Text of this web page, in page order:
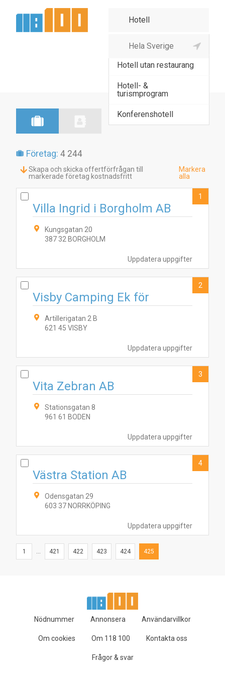
Hotell med restaurang
Hotell utan restaurang
Hotell- &
turismprogram
Konferenshotell
Företag: 4 244
Skapa och skicka offertförfrågan till
markerade företag kostnadsfritt
Markera
alla
Uppdatera uppgifter
Villa Ingrid i Borgholm AB
Kungsgatan 20
387 32 BORGHOLM
1
Uppdatera uppgifter
Visby Camping Ek för
Artillerigatan 2 B
621 45 VISBY
2
Uppdatera uppgifter
Vita Zebran AB
Stationsgatan 8
961 61 BODEN
3
Uppdatera uppgifter
Västra Station AB
Odensgatan 29
603 37 NORRKÖPING
4
1 ... 421 422 423 424 425
Nödnummer Annonsera Användarvillkor
Om cookies Om 118 100 Kontakta oss
Frågor & svar